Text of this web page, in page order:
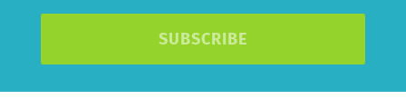
SUBSCRIBE